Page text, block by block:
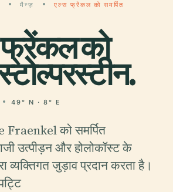
मैन्ज़
एल्स फ्रेंकल को समर्पित
को
49° N · 8° E
Fraenkel को समर्पित
उत्पीड़न और होलोकॉस्ट के
व्यक्तिगत जुड़ाव प्रदान करता है।